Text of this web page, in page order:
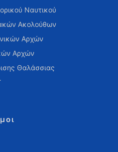
Ναυτικού
Ακολούθων
Αρχών
Αρχών
Θαλάσσιας